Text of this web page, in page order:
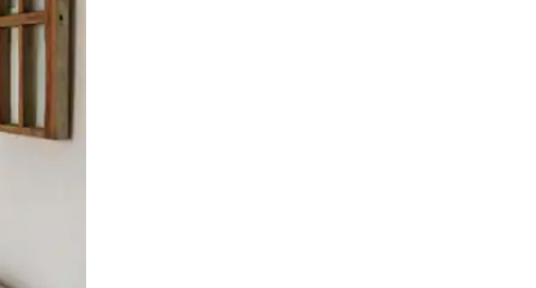
pomocou dotykových gest či potiahnutia prstom.